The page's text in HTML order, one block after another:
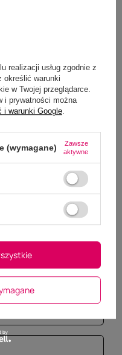
5/5
realizacji usług zgodnie z
określić warunki
w Twojej przeglądarce.
i prywatności można
i warunki Google.
(wymagane)
Zawsze
aktywne